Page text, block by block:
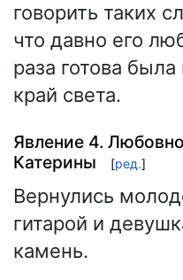
говорить таких
что давно его
раза готова
край света.
Явление 4.
Катерины
[ред.]
Вернулись
гитарой и
камень.